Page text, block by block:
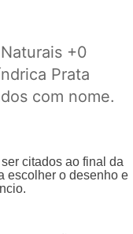
+0
Prata
com nome.
citados ao final da
escolher o desenho e